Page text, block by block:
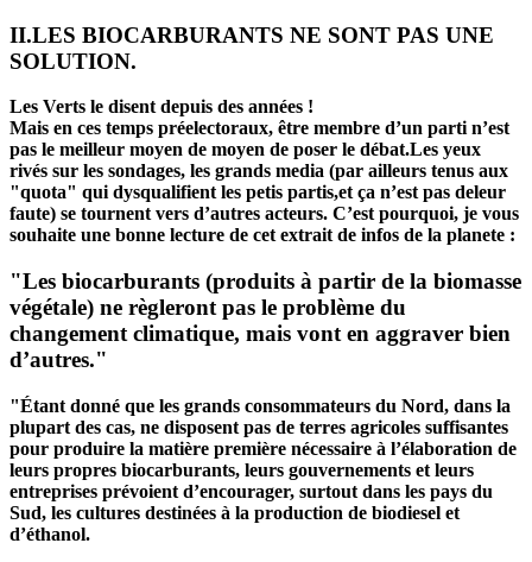
II.LES BIOCARBURANTS NE SONT PAS UNE
SOLUTION.
Les Verts le disent depuis des années !
Mais en ces temps préelectoraux, être membre d’un parti n’est
pas le meilleur moyen de moyen de poser le débat.Les yeux
rivés sur les sondages, les grands media (par ailleurs tenus aux
"quota" qui dysqualifient les petis partis,et ça n’est pas deleur
faute) se tournent vers d’autres acteurs. C’est pourquoi, je vous
souhaite une bonne lecture de cet extrait de infos de la planete :
"Les biocarburants (produits à partir de la biomasse
végétale) ne règleront pas le problème du
changement climatique, mais vont en aggraver bien
d’autres."
"Étant donné que les grands consommateurs du Nord, dans la
plupart des cas, ne disposent pas de terres agricoles suffisantes
pour produire la matière première nécessaire à l’élaboration de
leurs propres biocarburants, leurs gouvernements et leurs
entreprises prévoient d’encourager, surtout dans les pays du
Sud, les cultures destinées à la production de biodiesel et
d’éthanol.